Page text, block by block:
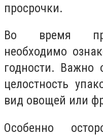
просрочки.
Во время
необходимо
годности. Важно
целостность
вид овощей или
Особенно